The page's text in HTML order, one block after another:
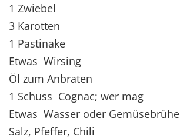
1 Zwiebel
3 Karotten
1 Pastinake
Etwas Wirsing
Öl zum Anbraten
1 Schuss Cognac; wer mag
Etwas Wasser oder Gemüsebrühe
Salz, Pfeffer, Chili